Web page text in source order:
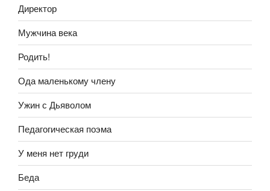
Директор
Мужчина века
Родить!
Ода маленькому члену
Ужин с Дьяволом
Педагогическая поэма
У меня нет груди
Беда